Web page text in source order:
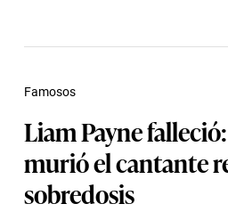
Liam Payne
murió el cantante
sobredosis
Famosos